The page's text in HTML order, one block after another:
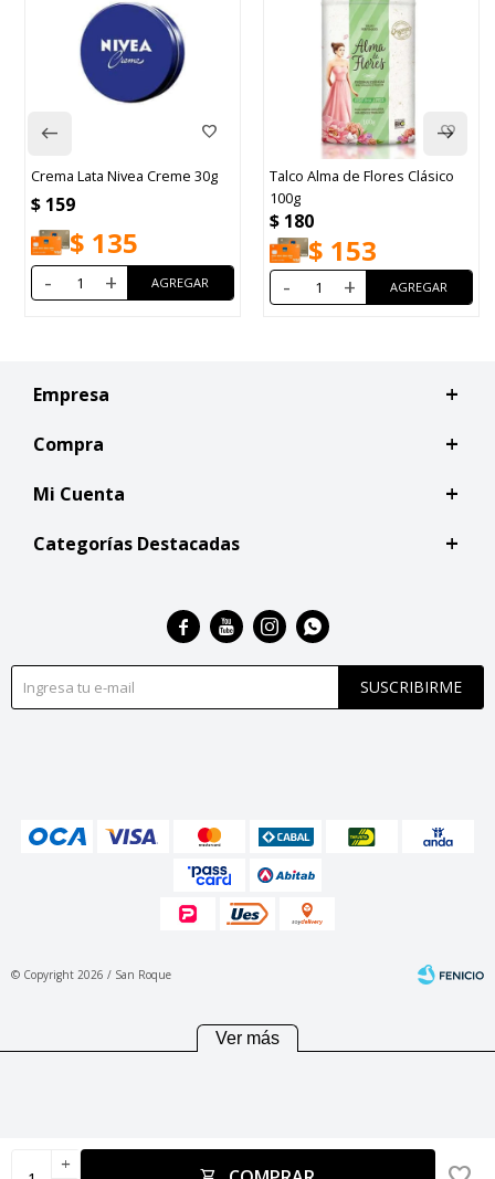
add
Creme 30g
Talco Alma de Flores Clásico
- +
Asepxia Jabón
- +
Empresa
Compra
Mi Cuenta
Categorías Destacadas
SUSCRIBIRME
   
© Copyright 2026 / San Roque
Ver más